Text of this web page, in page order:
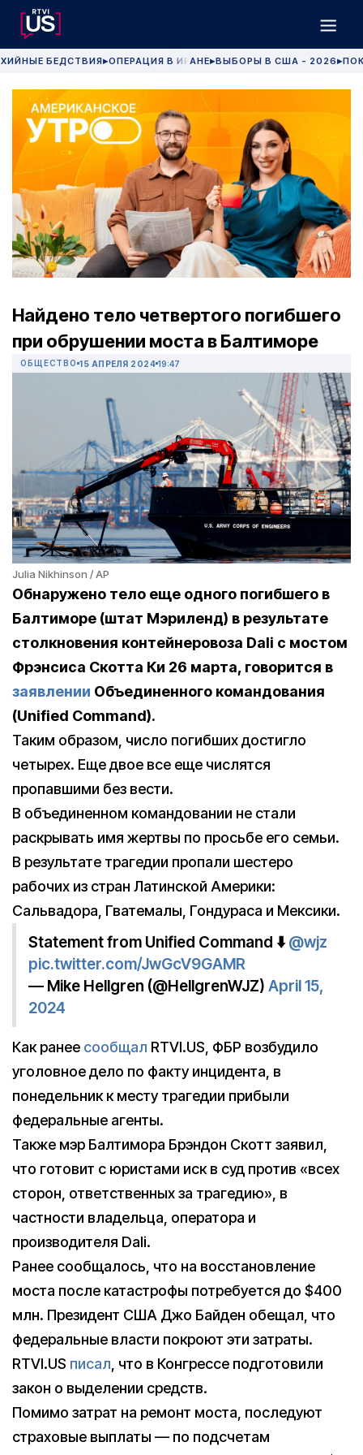
БЕДСТВИЯ▶ОПЕРАЦИЯ В ИРАНЕ▶ВЫБОРЫ В США - 2026 ▶
Найдено тело четвертого погибшего
при обрушении моста в Балтиморе
ОБЩЕСТВО 15 АПРЕЛЯ 2024 19:47
Julia Nikhinson / AP
Обнаружено тело еще одного погибшего в
Балтиморе (штат Мэриленд) в результате
столкновения контейнеровоза Dali с мостом
Фрэнсиса Скотта Ки 26 марта, говорится в
заявлении Объединенного командования
(Unified Command).
Таким образом, число погибших достигло
четырех. Еще двое все еще числятся
пропавшими без вести.
В объединенном командовании не стали
раскрывать имя жертвы по просьбе его семьи.
В результате трагедии пропали шестеро
рабочих из стран Латинской Америки:
Сальвадора, Гватемалы, Гондураса и Мексики.
Statement from Unified Command ⬇️@wjz
pic.twitter.com/JwGcV9GAMR
— Mike Hellgren (@HellgrenWJZ) April 15,
2024
Как ранее сообщал RTVI.US, ФБР возбудило
уголовное дело по факту инцидента, в
понедельник к месту трагедии прибыли
федеральные агенты.
Также мэр Балтимора Брэндон Скотт заявил,
что готовит с юристами иск в суд против «всех
сторон, ответственных за трагедию», в
частности владельца, оператора и
производителя Dali.
Ранее сообщалось, что на восстановление
моста после катастрофы потребуется до $400
млн. Президент США Джо Байден обещал, что
федеральные власти покроют эти затраты.
RTVI.US писал, что в Конгрессе подготовили
закон о выделении средств.
Помимо затрат на ремонт моста, последуют
страховые выплаты — по подсчетам